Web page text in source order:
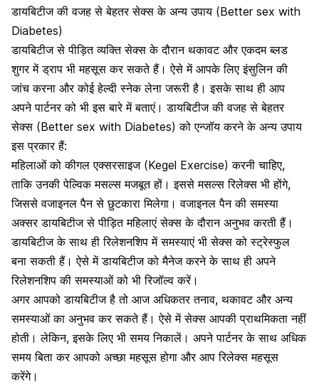
डायबिटीज की वजह से बेहतर सेक्स के अन्य उपाय (Better sex with
Diabetes)
डायबिटीज से पीड़ित व्यक्ति सेक्स के दौरान थकावट और एकदम ब्लड
शुगर में ड्राप भी महसूस कर सकते हैं। ऐसे में आपके लिएइंसुलिन की
जांच करना और कोई हेल्दी स्नेक लेना जरूरी है। इसके साथ ही आप
अपने पार्टनर को भी इस बारे में बताएं। डायबिटीज की वजह से बेहतर
सेक्स (Better sex with Diabetes) को एन्जॉय करने के अन्य उपाय
इस प्रकार हैं:
महिलाओं कोकीगल एक्सरसाइज (Kegel Exercise) करनी चाहिए,
ताकि उनकी पेल्विक मसल्स मजबूत हों। इससे मसल्स रिलेक्स भी होंगे,
जिससे वजाइनल पैन से छुटकारा मिलेगा। वजाइनल पैन की समस्या
अक्सर डायबिटीज से पीड़ित महिलाएं सेक्स के दौरान अनुभव करती हैं।
डायबिटीज के साथ ही रिलेशनशिप में समस्याएं भी सेक्स को स्ट्रेस्फुल
बना सकती हैं। ऐसे में डायबिटीज को मैनेज करने के साथ ही अपने
रिलेशनशिप की समस्याओं को भी रिजॉल्व करें।
अगर आपको डायबिटीज है तो आज अधिकतर तनाव, थकावट और अन्य
समस्याओं का अनुभव कर सकते हैं। ऐसे में सेक्स आपकी प्राथमिकता नहीं
होती। लेकिन, इसके लिए भी समय निकालें। अपने पार्टनर के साथ अधिक
समय बिता कर आपको अच्छा महसूस होगा और आप रिलेक्स महसूस
करेंगे।